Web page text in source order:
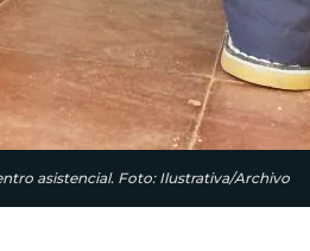
asistencial. Foto: Ilustrativa/Archivo